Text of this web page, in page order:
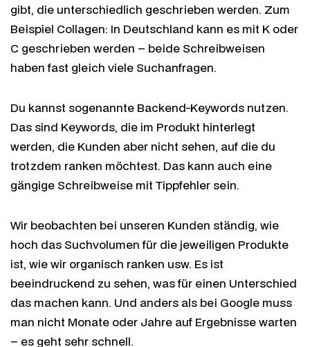
gibt, die unterschiedlich geschrieben werden. Zum
Beispiel Collagen: In Deutschland kann es mit K oder
C geschrieben werden – beide Schreibweisen
haben fast gleich viele Suchanfragen.
Du kannst sogenannte Backend-Keywords nutzen.
Das sind Keywords, die im Produkt hinterlegt
werden, die Kunden aber nicht sehen, auf die du
trotzdem ranken möchtest. Das kann auch eine
gängige Schreibweise mit Tippfehler sein.
Wir beobachten bei unseren Kunden ständig, wie
hoch das Suchvolumen für die jeweiligen Produkte
ist, wie wir organisch ranken usw. Es ist
beeindruckend zu sehen, was für einen Unterschied
das machen kann. Und anders als bei Google muss
man nicht Monate oder Jahre auf Ergebnisse warten
– es geht sehr schnell.